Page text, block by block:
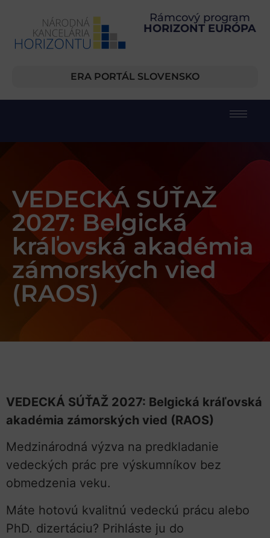
Rámcový program
HORIZONT EURÓPA
ERA PORTÁL SLOVENSKO
VEDECKÁ SÚŤAŽ
2027: Belgická
kráľovská akadémia
zámorských vied
(RAOS)
VEDECKÁ SÚŤAŽ 2027: Belgická kráľovská
akadémia zámorských vied (RAOS)
Medzinárodná výzva na predkladanie
vedeckých prác pre výskumníkov bez
obmedzenia veku.
Máte hotovú kvalitnú vedeckú prácu alebo
PhD. dizertáciu? Prihláste ju do